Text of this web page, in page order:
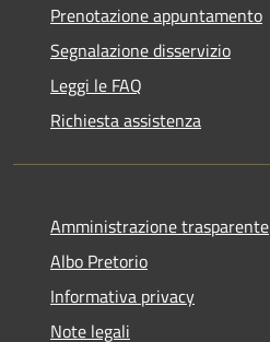
Prenotazione appuntamento
Segnalazione disservizio
Leggi le FAQ
Richiesta assistenza
Amministrazione trasparente
Albo Pretorio
Informativa privacy
Note legali